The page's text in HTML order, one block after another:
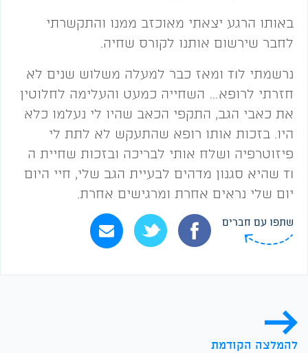
באותו הרגע יצאתי מאוכזב ממנו והתקשרתי
לחבר שירשום אותנו לקורס שחיה.
נרשמתי לTI ומאז כבר למעלה משלוש שנים לא
חזרתי לרופא… השחייה כמעט והעלימה לחלוטין
את כאבי הגב, התקפי הכאב שהיו לי נעלמו כלא
היו. בזכות אותו רופא שהתעקש לא לתת לי
פיזוטרפיה ושלח אותי לבריכה ובזכות שחיית ה
TI שהיא סגנון מדהים לבעיית הגב שלי, חיי היום
יום שלי נראים אחרת ומרגישים אחרת.
שתפו עם חברים
להמלצה הקודמת